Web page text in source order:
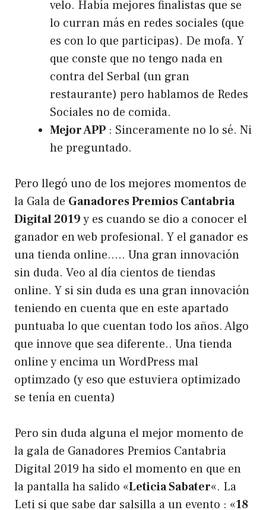
velo. Había mejores finalistas que se
lo curran más en redes sociales (que
es con lo que participas). De mofa. Y
que conste que no tengo nada en
contra del Serbal (un gran
restaurante) pero hablamos de Redes
Sociales no de comida.
Mejor APP : Sinceramente no lo sé. Ni
he preguntado.
Pero llegó uno de los mejores momentos de
la Gala de Ganadores Premios Cantabria
Digital 2019y es cuando se dio a conocer el
ganador en web profesional. Y el ganador es
una tienda online….. Una gran innovación
sin duda. Veo al día cientos de tiendas
online. Y si sin duda es una gran innovación
teniendo en cuenta que en este apartado
puntuaba lo que cuentan todo los años. Algo
que innove que sea diferente.. Una tienda
online y encima un WordPress mal
optimzado (y eso que estuviera optimizado
se tenía en cuenta)
Pero sin duda alguna el mejor momento de
la gala de Ganadores Premios Cantabria
Digital 2019 ha sido el momento en que en
la pantalla ha salido «Leticia Sabater«. La
Leti si que sabe dar salsilla a un evento : «18